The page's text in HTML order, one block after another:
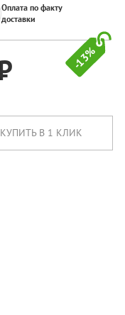
-13%
Оплата по факту
доставки
КУПИТЬ В 1 КЛИК